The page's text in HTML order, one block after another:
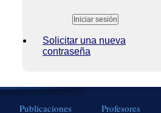
Solicitar una nueva
contraseña
Publicaciones Profesores